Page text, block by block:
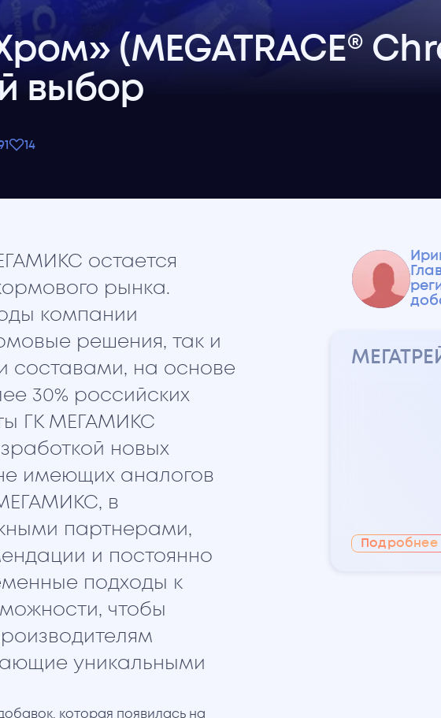
(MEGATRACE®
выбор
14
остается
рынка.
компании
решения, так и
составами, на основе
30% российских
ГК МЕГАМИКС
новых
имеющих аналогов
в
партнерами,
и постоянно
подходы к
чтобы
уникальными
которая появилась на
Подробнее